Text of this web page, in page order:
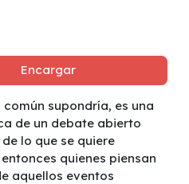
Encargar
supondría, es una
de un debate abierto
lo que se quiere
quienes piensan
aquellos eventos